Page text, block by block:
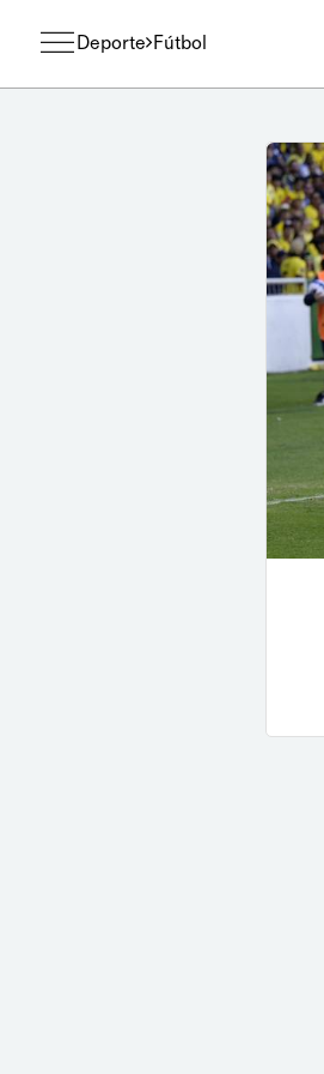
Deporte Fútbol